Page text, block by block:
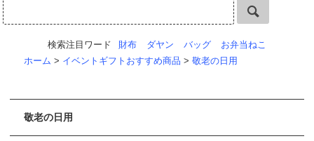
検索注目ワード 財布 ダヤン バッグ
お弁当ねこ
ホーム > イベントギフトおすすめ商品 > 敬老の日用
敬老の日用